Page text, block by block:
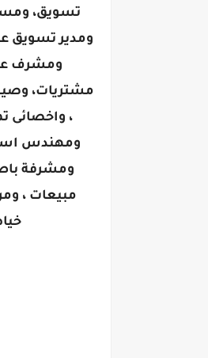
ومدير تسويق
ومشرف
مشتريات،
، واخصائى
ومهندس
ومشرفة باص
مبيعات ،